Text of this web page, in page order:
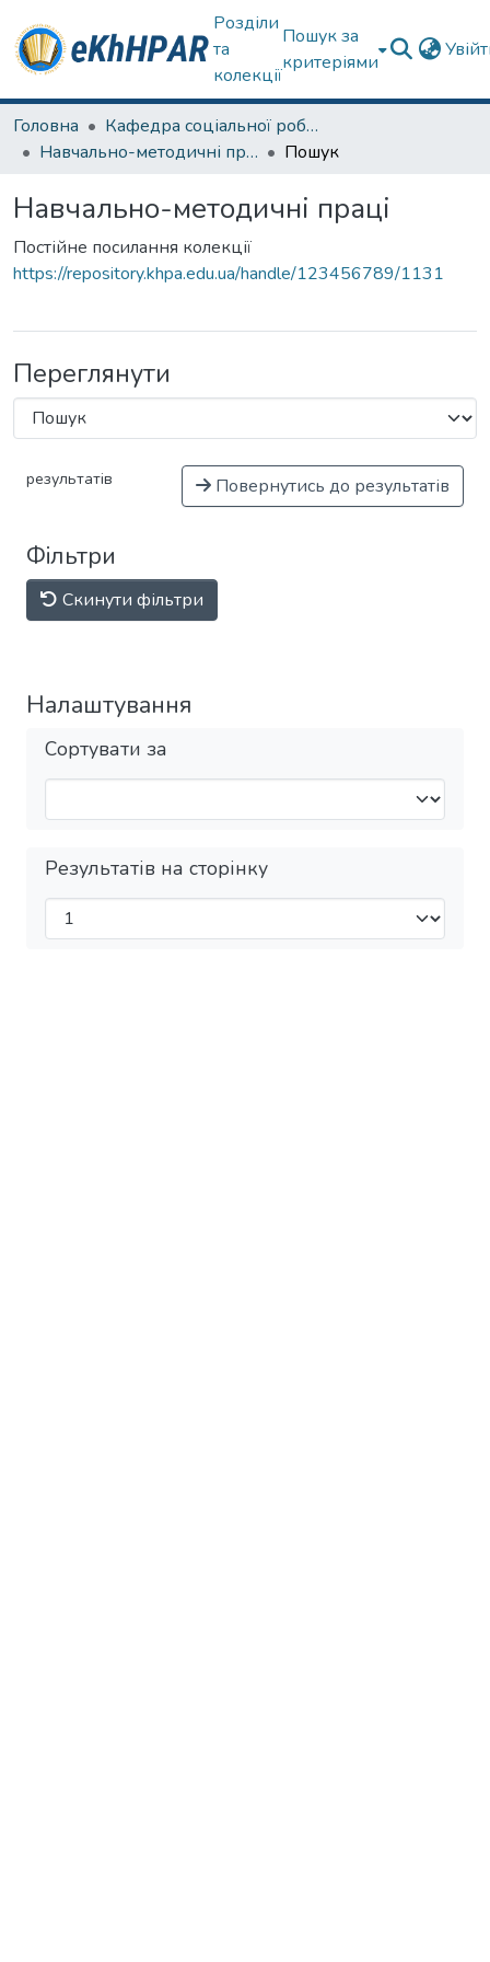
Розділи
та
колекції
Пошук за
критеріями
Головна
Кафедра соціальної роботи
Навчально-методичні праці
Пошук
Навчально-методичні праці
Постійне посилання колекції
https://repository.khpa.edu.ua/handle/123456789/1131
Переглянути
результатів Повернутись до результатів
Фільтри
Скинути фільтри
Налаштування
Сортувати за
Результатів на сторінку